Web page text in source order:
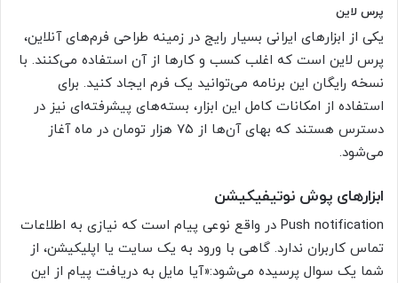
پرس لاین
یکی از ابزارهای ایرانی بسیار رایج در زمینه طراحی فرم‌های آنلاین،
پرس لاین است که اغلب کسب و کارها از آن استفاده می‌کنند. با
نسخه رایگان این برنامه می‌توانید یک فرم ایجاد کنید. برای
استفاده از امکانات کامل این ابزار، بسته‌های پیشرفته‌ای نیز در
دسترس هستند که بهای آن‌ها از ۷۵ هزار تومان در ماه آغاز
می‌شود.
ابزارهای پوش نوتیفیکیشن
Push notification در واقع نوعی پیام است که نیازی به اطلاعات
تماس کاربران ندارد. گاهی با ورود به یک سایت یا اپلیکیشن، از
شما یک سوال پرسیده می‌شود:«آیا مایل به دریافت پیام از این